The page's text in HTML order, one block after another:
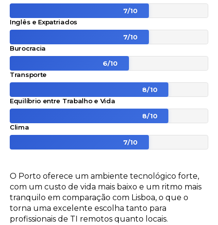
7/10
Inglês e Expatriados
7/10
Burocracia
6/10
Transporte
8/10
Equilíbrio entre Trabalho e Vida
8/10
Clima
7/10
O Porto oferece um ambiente tecnológico forte,
com um custo de vida mais baixo e um ritmo mais
tranquilo em comparação com Lisboa, o que o
torna uma excelente escolha tanto para
profissionais de TI remotos quanto locais.